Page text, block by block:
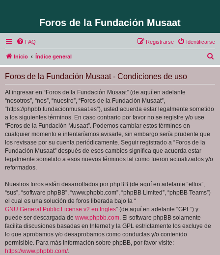
Foros de la Fundación Musaat
FAQ Identificarse
Registrarse
Inicio Índice general
u
Foros de la Fundación Musaat - Condiciones de uso
Al ingresar en “Foros de la Fundación Musaat” (de aquí en adelante
“nosotros”, “nos”, “nuestro”, “Foros de la Fundación Musaat”,
“https://phpbb.fundacionmusaat.es”), usted acuerda estar legalmente sometido
a los siguientes términos. En caso contrario por favor no se registre y/o use
“Foros de la Fundación Musaat”. Podemos cambiar estos términos en
cualquier momento e intentaríamos avisarle, sin embargo sería prudente que
los revisase por su cuenta periódicamente. Seguir registrado a “Foros de la
Fundación Musaat” después de esos cambios significa que acuerda estar
legalmente sometido a esos nuevos términos tal como fueron actualizados y/o
reformados.
Nuestros foros están desarrollados por phpBB (de aquí en adelante “ellos”,
“sus”, “software phpBB”, “www.phpbb.com”, “phpBB Limited”, “phpBB Teams”)
el cual es una solución de foros liberada bajo la “
GNU General Public License v2 en Ingles” (de aquí en adelante “GPL”) y
puede ser descargada de www.phpbb.com. El software phpBB solamente
facilita discusiones basadas en Internet y la GPL estrictamente los excluye de
lo que aprobamos y/o desaprobamos como conductas y/o contenido
permisible. Para más información sobre phpBB, por favor visite:
https://www.phpbb.com/.